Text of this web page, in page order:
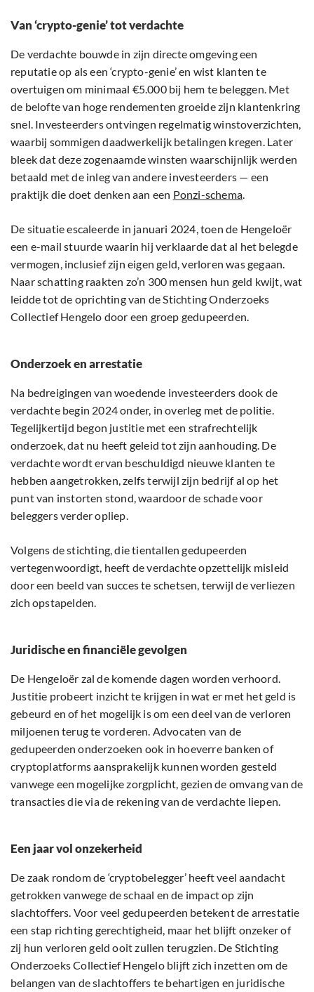
Van ‘crypto-genie’ tot verdachte
De verdachte bouwde in zijn directe omgeving een
reputatie op als een ‘crypto-genie’ en wist klanten te
overtuigen om minimaal €5.000 bij hem te beleggen. Met
de belofte van hoge rendementen groeide zijn klantenkring
snel. Investeerders ontvingen regelmatig winstoverzichten,
waarbij sommigen daadwerkelijk betalingen kregen. Later
bleek dat deze zogenaamde winsten waarschijnlijk werden
betaald met de inleg van andere investeerders — een
praktijk die doet denken aan een Ponzi-schema.
De situatie escaleerde in januari 2024, toen de Hengeloër
een e-mail stuurde waarin hij verklaarde dat al het belegde
vermogen, inclusief zijn eigen geld, verloren was gegaan.
Naar schatting raakten zo’n 300 mensen hun geld kwijt, wat
leidde tot de oprichting van de Stichting Onderzoeks
Collectief Hengelo door een groep gedupeerden.
Onderzoek en arrestatie
Na bedreigingen van woedende investeerders dook de
verdachte begin 2024 onder, in overleg met de politie.
Tegelijkertijd begon justitie met een strafrechtelijk
onderzoek, dat nu heeft geleid tot zijn aanhouding. De
verdachte wordt ervan beschuldigd nieuwe klanten te
hebben aangetrokken, zelfs terwijl zijn bedrijf al op het
punt van instorten stond, waardoor de schade voor
beleggers verder opliep.
Volgens de stichting, die tientallen gedupeerden
vertegenwoordigt, heeft de verdachte opzettelijk misleid
door een beeld van succes te schetsen, terwijl de verliezen
zich opstapelden.
Juridische en financiële gevolgen
De Hengeloër zal de komende dagen worden verhoord.
Justitie probeert inzicht te krijgen in wat er met het geld is
gebeurd en of het mogelijk is om een deel van de verloren
miljoenen terug te vorderen. Advocaten van de
gedupeerden onderzoeken ook in hoeverre banken of
cryptoplatforms aansprakelijk kunnen worden gesteld
vanwege een mogelijke zorgplicht, gezien de omvang van de
transacties die via de rekening van de verdachte liepen.
Een jaar vol onzekerheid
De zaak rondom de ‘cryptobelegger’ heeft veel aandacht
getrokken vanwege de schaal en de impact op zijn
slachtoffers. Voor veel gedupeerden betekent de arrestatie
een stap richting gerechtigheid, maar het blijft onzeker of
zij hun verloren geld ooit zullen terugzien. De Stichting
Onderzoeks Collectief Hengelo blijft zich inzetten om de
belangen van de slachtoffers te behartigen en juridische